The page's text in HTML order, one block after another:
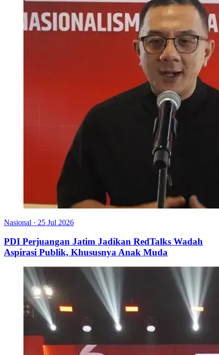
Nasional · 25 Jul 2026
PDI Perjuangan Jatim Jadikan RedTalks Wadah
Aspirasi Publik, Khususnya Anak Muda